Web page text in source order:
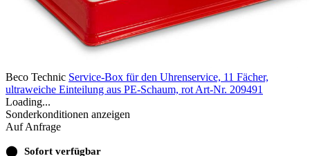
Beco Technic Service-Box für den Uhrenservice, 11 Fächer,
ultraweiche Einteilung aus PE-Schaum, rot Art-Nr. 209491
Loading...
Sonderkonditionen anzeigen
Auf Anfrage
⬤ Sofort verfügbar